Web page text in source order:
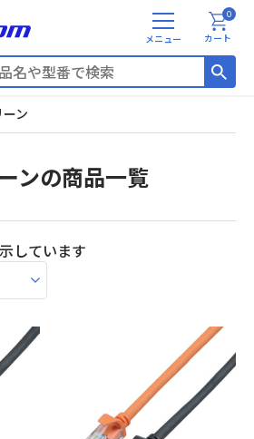
メ
ニ
カート
0
ン
ンの商品一覧
しています